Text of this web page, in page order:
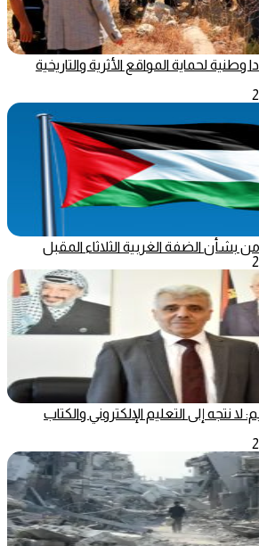
لحماية المواقع الأثرية والتاريخية
بشأن الضفة الغربية الثلاثاء المقبل
لا نتجه إلى التعليم الإلكتروني والكتاب